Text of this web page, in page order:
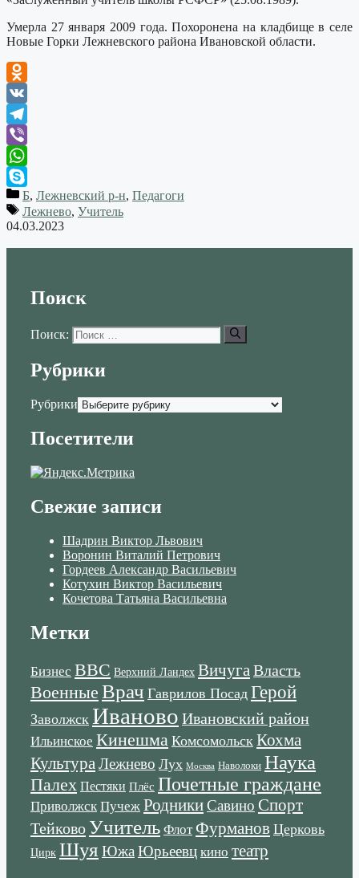
Умерла 27 января 2009 года. Похоронена на кладбище в селе
Новые Горки Лежневского района Ивановской области.
Odnoklassniki
VK
Telegram
Viber
WhatsApp
Skype
Б, Лежневский р-н, Педагоги
Лежнево, Учитель
04.03.2023
Поиск
Поиск:
Рубрики
Рубрики
Посетители
Свежие записи
Шадрин Виктор Львович
Воронин Виталий Петрович
Гордеев Александр Васильевич
Котухин Виктор Васильевич
Кочетова Татьяна Васильевна
Метки
Бизнес ВВС Верхний Ландех ВичугаВласть
Военные Врач Гаврилов Посад Герой
Заволжск Иваново Ивановский район
Ильинское Кинешма Комсомольск Кохма
КультураЛежнево Лух Москва Наволоки Наука
Палех Пестяки Плёс Почетные граждане
Приволжск Пучеж РодникиСавино Спорт
ТейковоУчитель Флот Фурманов Церковь
Цирк Шуя Южа Юрьеевц кино театр